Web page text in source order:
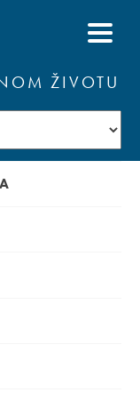
ŽIVOTU